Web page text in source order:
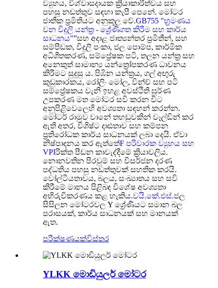
ව්‍යුහය, විශ්වාසදායක ක්‍රියාකාරිත්වය සහ
පහසු නඩත්තුව සඳහා කැපී පෙනේ. මෝටර
ජාතික ප්‍රමිතියට අනුකූල වේ.GB755 "භ්‍රමණය
වන විදුලි යන්ත්‍ර - ශ්‍රේණිගත කිරීම සහ කාර්ය
සාධනය"”සහ අදාළ ජාත්‍යන්තර ප්‍රමිතීන්, සහ
සම්පීඩක, විදුලි පංකා, ජල පොම්ප, කාර්මික
අධිශීතකරණ, සම්ප්‍රේෂක පටි, තලන යන්ත්‍ර සහ
අනෙකුත් සාමාන්‍ය යන්ත්‍රෝපකරණ ධාවනය
කිරීමට සුදුසු ය. පිඹින යන්ත්‍රය, ගල් අඟුරු
කුඩුකාරකය, රෝලිං මෝල, වින්ච් සහ පටි
සම්ප්‍රේෂකය වැනි ඉහළ අවස්ථිති ඝූර්ණ
උපකරණ මත මෝටර සවි කරන විට
අනුපිළිවෙලෙහි අවශ්‍යතා සඳහන් කරන්න.
මෝටර් රාමුව වානේ තහඩුවකින් වෑල්ඩින් කර
ඇති අතර, විශිෂ්ට දෘඪතාව සහ කම්පන
ප්‍රතිරෝධක කාර්ය සාධනයක් ලබා දෙයි. ඒවා
නිෂ්පාදනය කර ඇත්තේF පරිවාරක ව්‍යුහය සහ
VPIරික්ත පීඩන කාවැද්දීමේ ක්‍රියාවලිය.
නොනවතින පිරවුම් සහ විසර්ජන දරණ
පද්ධතිය පහසු නඩත්තුවක් සහතික කරයි.
වෝල්ටීයතාවය, බලය, සංඛ්‍යාතය සහ සවි
කිරීමේ මානය පිළිබඳ විශේෂ අවශ්‍යතා
අභිරුචිකරණය කළ හැකිය.වයි.කේ.එස්.ජල
සිසිලන මෝටරවල Y ශ්‍රේණියට සමාන බල
පරාසයක්, කාර්ය සාධනයක් සහ මානයක්
ඇත.
පරීක්ෂණයක්විස්තර
YLKK මොඩියුලර් මෝටර